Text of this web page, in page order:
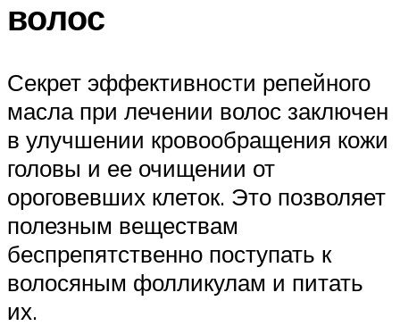
волос
Секрет эффективности репейного
масла при лечении волос заключен
в улучшении кровообращения кожи
головы и ее очищении от
ороговевших клеток. Это позволяет
полезным веществам
беспрепятственно поступать к
волосяным фолликулам и питать
их.